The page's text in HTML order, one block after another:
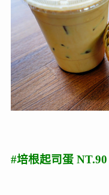
#培根起司蛋 NT.90